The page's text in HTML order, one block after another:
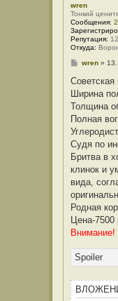
wren
Тонкий
Сообщения:
Репутация:
Откуда:
С
о
щ
е
и
е
wren»
Советская
Ширина
Толщина
Полная
Судя по
Бритва в
клинок и
вида,
Родная
Цена-
Spoiler